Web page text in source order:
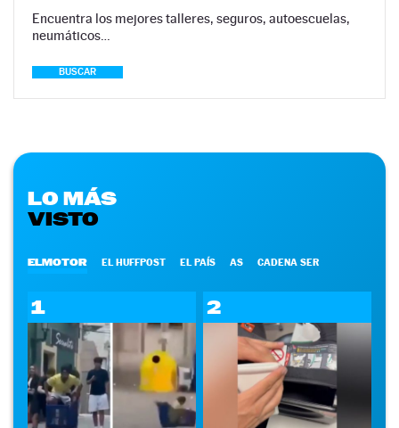
Encuentra los mejores talleres, seguros, autoescuelas,
neumáticos…
BUSCAR
LO MÁS
VISTO
ELMOTOR EL HUFFPOST EL PAÍS AS CADENA SER
1 2